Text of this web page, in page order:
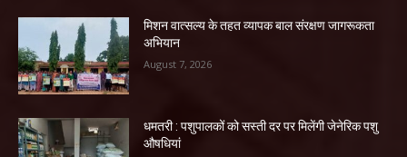
मिशन वात्सल्य के तहत व्यापक बाल संरक्षण जागरूकता
अभियान
August 7, 2026
धमतरी : पशुपालकों को सस्ती दर पर मिलेंगी जेनेरिक पशु
औषधियां